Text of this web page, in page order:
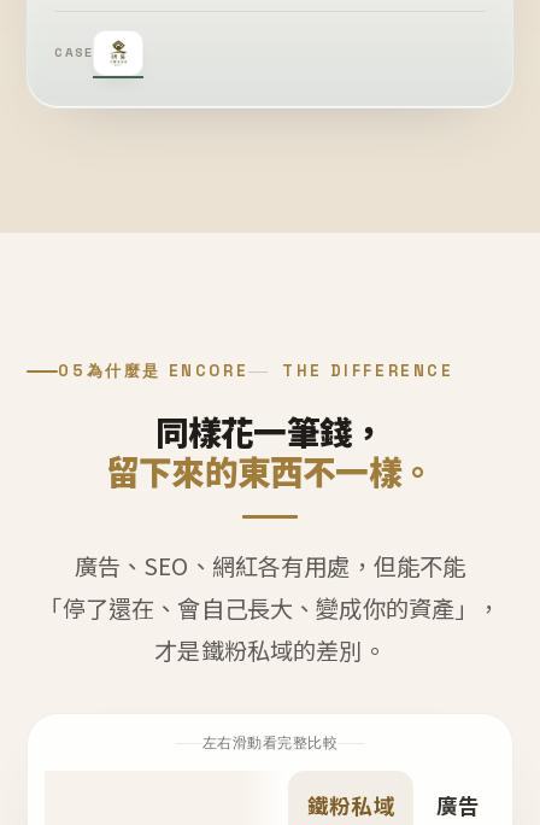
CASE
05 為什麼是 ENCORE THE DIFFERENCE
同樣花一筆錢，
留下來的東西不一樣。
廣告、SEO、網紅各有用處，但能不能
「停了還在、會自己長大、變成你的資產」，
才是鐵粉私域的差別。
左右滑動看完整比較
鐵粉私域
廣告